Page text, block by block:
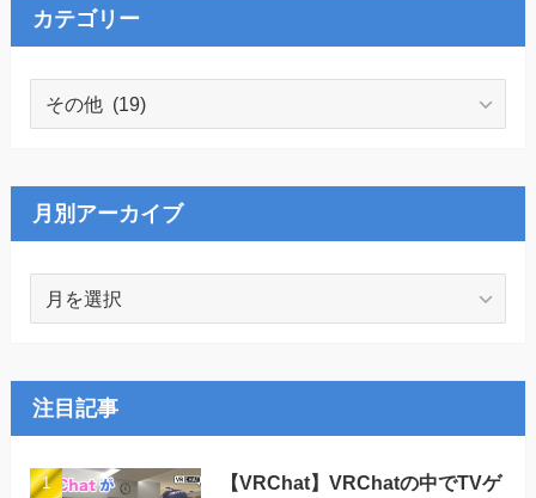
カテゴリー
リ
ー
月別アーカイブ
ー
カ
イ
ブ
注目記事
【VRChat】VRChatの中でTVゲ